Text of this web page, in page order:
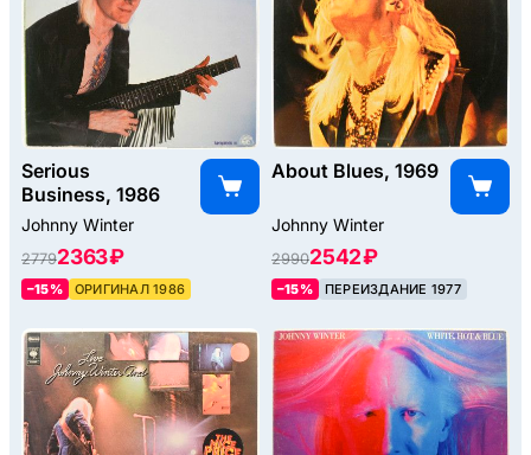
Serious
Business, 1986
Johnny Winter
27792363 ₽
–15% ОРИГИНАЛ 1986
About Blues, 1969
Johnny Winter
29902542 ₽
–15% ПЕРЕИЗДАНИЕ 1977